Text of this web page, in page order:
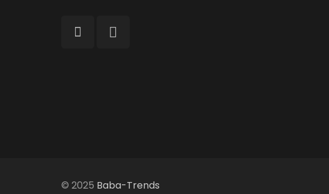
© 2025 Baba-Trends